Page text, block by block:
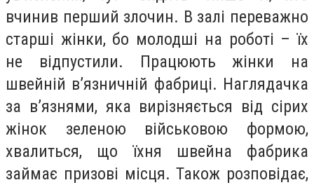
вчинив перший злочин. В залі переважно
старші жінки, бо молодші на роботі – їх
не відпустили. Працюють жінки на
швейній в’язничній фабриці. Наглядачка
за в’язнями, яка вирізняється від сірих
жінок зеленою військовою формою,
хвалиться, що їхня швейна фабрика
займає призові місця. Також розповідає,